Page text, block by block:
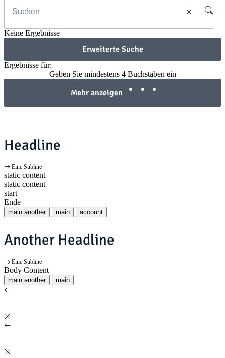
Keine Ergebnisse
Erweiterte Suche
Ergebnisse für:
Geben Sie mindestens 4 Buchstaben ein
Mehr anzeigen
Headline
Eine Subline
static content
static content
start
Ende
main:another main account
Another Headline
Eine Subline
Body Content
main:another main